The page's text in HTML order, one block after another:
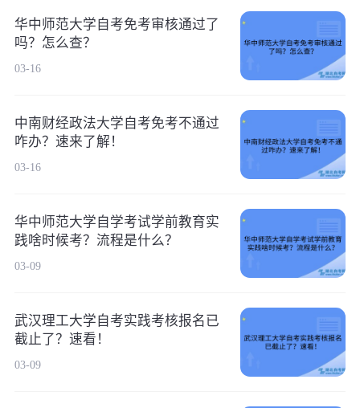
华中师范大学自考免考审核通过了
吗？怎么查？
03-16
中南财经政法大学自考免考不通过
咋办？速来了解！
03-16
华中师范大学自学考试学前教育实
践啥时候考？流程是什么？
03-09
武汉理工大学自考实践考核报名已
截止了？速看！
03-09